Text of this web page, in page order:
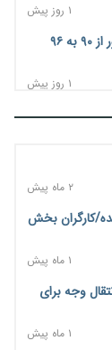
۱ روز پیش
فشار اقتصادی در مسیر صعود؛ شاخص فلاکت کشور از ۹۰ به ۹۶
۱ روز پیش
وارد میدان
تکمیلی
۱ روز پیش
با هدف
۱ روز پیش
۲ ماه پیش
کارگران بخش
۱ ماه پیش
انتقال وجه برای
۱ ماه پیش